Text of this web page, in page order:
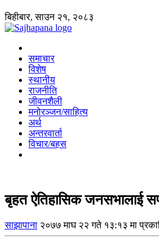
बिहीबार, साउन २१, २०८३
समाचार
विशेष
स्थानीय
राजनीति
जीवनशैली
मनोरञ्जन/साहित्य
अर्थ
अन्तरवार्ता
विचार/बहस
बृहत ऐतिहासिक जनसभालाई
साझापाना २०७७ माघ २२ गते १३:१३ मा